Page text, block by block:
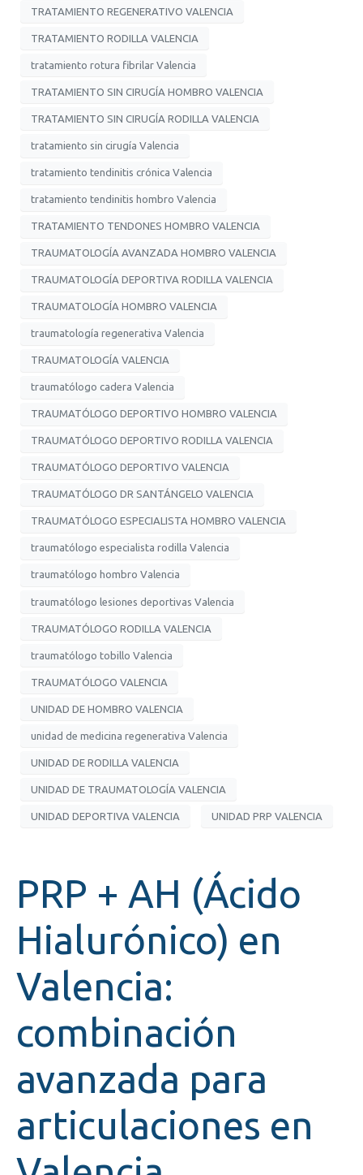
TRATAMIENTO REGENERATIVO VALENCIA
TRATAMIENTO RODILLA VALENCIA
tratamiento rotura fibrilar Valencia
TRATAMIENTO SIN CIRUGÍA HOMBRO VALENCIA
TRATAMIENTO SIN CIRUGÍA RODILLA VALENCIA
tratamiento sin cirugía Valencia
tratamiento tendinitis crónica Valencia
tratamiento tendinitis hombro Valencia
TRATAMIENTO TENDONES HOMBRO VALENCIA
TRAUMATOLOGÍA AVANZADA HOMBRO VALENCIA
TRAUMATOLOGÍA DEPORTIVA RODILLA VALENCIA
TRAUMATOLOGÍA HOMBRO VALENCIA
traumatología regenerativa Valencia
TRAUMATOLOGÍA VALENCIA
traumatólogo cadera Valencia
TRAUMATÓLOGO DEPORTIVO HOMBRO VALENCIA
TRAUMATÓLOGO DEPORTIVO RODILLA VALENCIA
TRAUMATÓLOGO DEPORTIVO VALENCIA
TRAUMATÓLOGO DR SANTÁNGELO VALENCIA
TRAUMATÓLOGO ESPECIALISTA HOMBRO VALENCIA
traumatólogo especialista rodilla Valencia
traumatólogo hombro Valencia
traumatólogo lesiones deportivas Valencia
TRAUMATÓLOGO RODILLA VALENCIA
traumatólogo tobillo Valencia
TRAUMATÓLOGO VALENCIA
UNIDAD DE HOMBRO VALENCIA
unidad de medicina regenerativa Valencia
UNIDAD DE RODILLA VALENCIA
UNIDAD DE TRAUMATOLOGÍA VALENCIA
UNIDAD DEPORTIVA VALENCIA UNIDAD PRP VALENCIA
PRP + AH (Ácido
Hialurónico) en
Valencia:
combinación
avanzada para
articulaciones en